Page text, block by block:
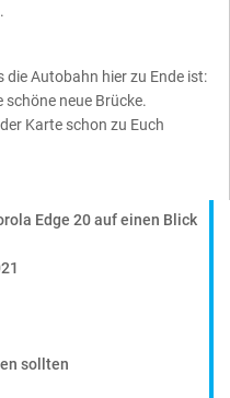
die Autobahn hier zu Ende ist:
neue Brücke.
Karte schon zu Euch
Edge 20 auf einen Blick
sollten